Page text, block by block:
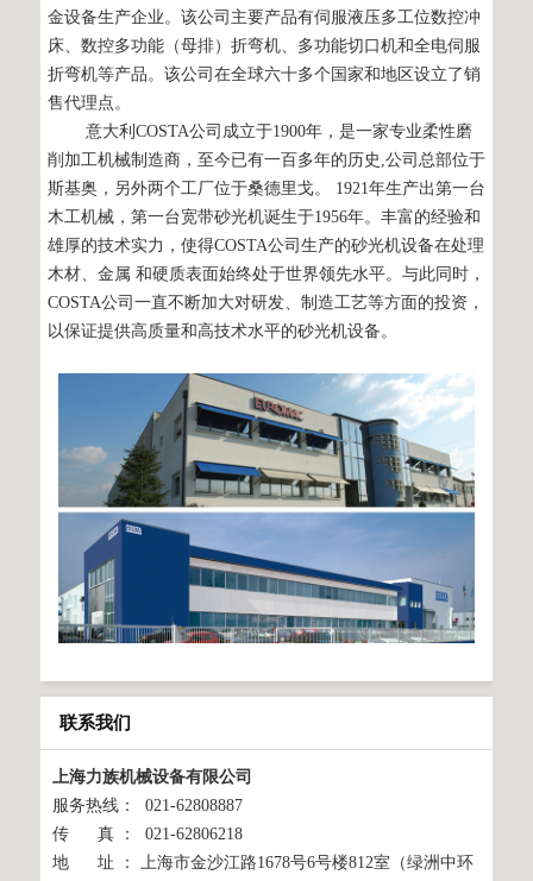
金设备生产企业。该公司主要产品有伺服液压多工位数控冲
床、数控多功能（母排）折弯机、多功能切口机和全电伺服
折弯机等产品。该公司在全球六十多个国家和地区设立了销
售代理点。
意大利COSTA公司成立于1900年，是一家专业柔性磨
削加工机械制造商，至今已有一百多年的历史,公司总部位于
斯基奥，另外两个工厂位于桑德里戈。 1921年生产出第一台
木工机械，第一台宽带砂光机诞生于1956年。丰富的经验和
雄厚的技术实力，使得COSTA公司生产的砂光机设备在处理
木材、金属 和硬质表面始终处于世界领先水平。与此同时，
COSTA公司一直不断加大对研发、制造工艺等方面的投资，
以保证提供高质量和高技术水平的砂光机设备。
联系我们
上海力族机械设备有限公司
服务热线： 021-62808887
传 真 ： 021-62806218
地 址 ： 上海市金沙江路1678号6号楼812室（绿洲中环